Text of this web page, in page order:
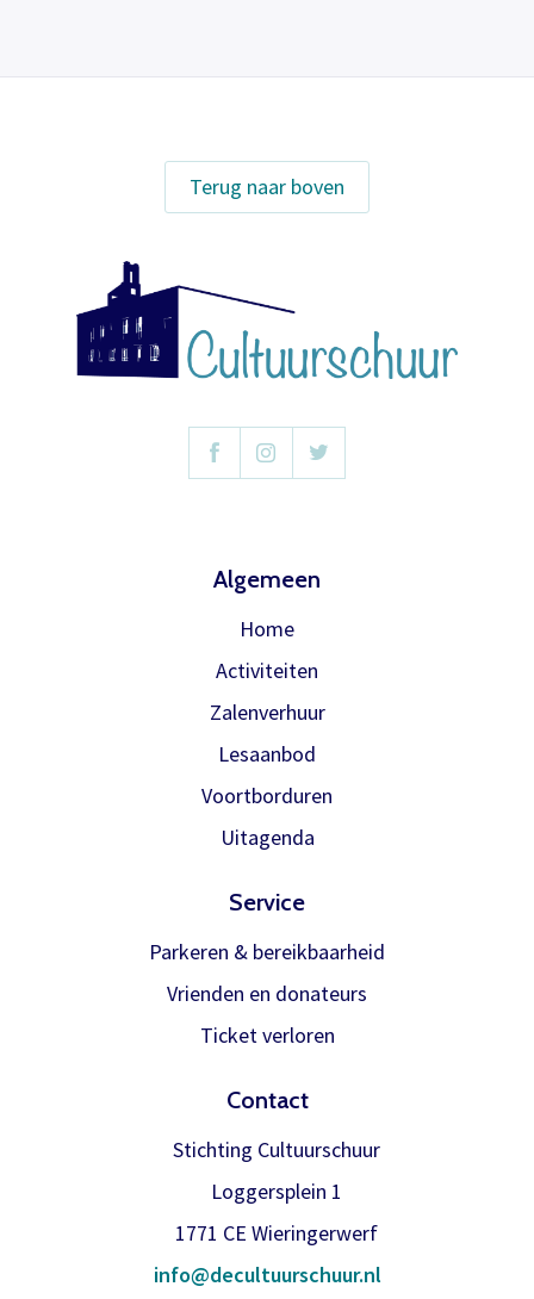
Terug naar boven
Algemeen
Home
Activiteiten
Zalenverhuur
Lesaanbod
Voortborduren
Uitagenda
Service
Parkeren & bereikbaarheid
Vrienden en donateurs
Ticket verloren
Contact
Stichting Cultuurschuur
Loggersplein 1
1771 CE Wieringerwerf
info@decultuurschuur.nl